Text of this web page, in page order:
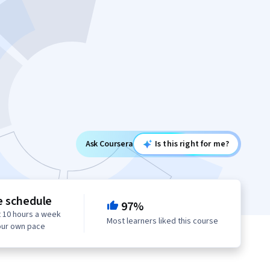
Ask Coursera Is this right for me?
schedule
hours a week
own pace
97%
Most learners liked this course